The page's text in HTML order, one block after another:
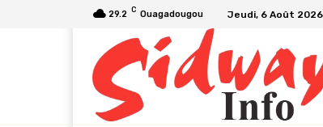
29.2 C Ouagadougou Jeudi, 6 Août 2026